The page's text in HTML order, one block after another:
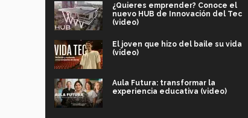
¿Quieres emprender? Conoce el
nuevo HUB de Innovación del Tec
(video)
El joven que hizo del baile su vida
(video)
Aula Futura: transformar la
experiencia educativa (video)